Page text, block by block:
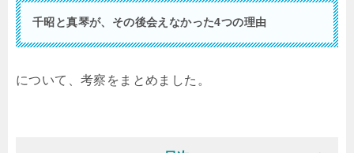
千昭と真琴が、その後会えなかった4つの理由
について、考察をまとめました。